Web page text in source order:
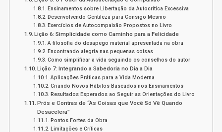
Ensinamentos sobre Libertação da Autocrítica Excessiva
Desenvolvendo Gentileza para Consigo Mesmo
Exercícios de Autocompaixão Propostos no Livro
Lição 6: Simplicidade como Caminho para a Felicidade
A filosofia do desapego material apresentada na obra
Encontrando alegria nas pequenas coisas
Como simplificar a vida seguindo os conselhos do autor
Lição 7: Integrando a Sabedoria no Dia a Dia
Aplicações Práticas para a Vida Moderna
Criando Novos Hábitos Baseados nos Ensinamentos
Resultados Esperados ao Seguir as Orientações do Livro
Prós e Contras de “As Coisas que Você Só Vê Quando
Desacelera”
Pontos Fortes da Obra
Limitações e Críticas